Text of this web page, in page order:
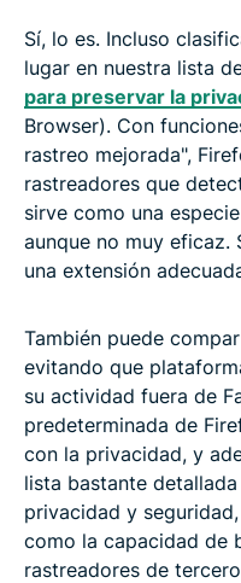
Sí, lo es. Incluso
lugar en nuestra lista
para preservar la
Browser). Con
rastreo mejorada",
rastreadores que
sirve como una
aunque no muy eficaz.
una extensión
También puede
evitando que
su actividad fuera de
predeterminada de
con la privacidad, y
lista bastante
privacidad y
como la capacidad de
rastreadores de